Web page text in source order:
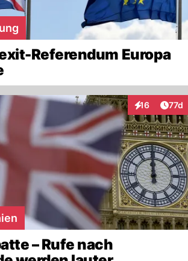
Referendum Europa
16
Interaktionen
77d
– Rufe nach